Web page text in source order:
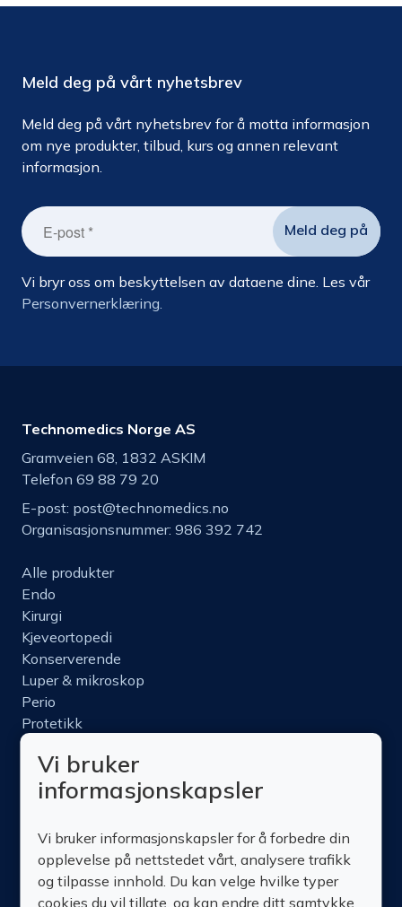
Meld deg på vårt nyhetsbrev
Meld deg på vårt nyhetsbrev for å motta informasjon
om nye produkter, tilbud, kurs og annen relevant
informasjon.
Vi bryr oss om beskyttelsen av dataene dine. Les vår
Personvernerklæring.
Technomedics Norge AS
Gramveien 68, 1832 ASKIM
Telefon 69 88 79 20
E-post: post@technomedics.no
Organisasjonsnummer: 986 392 742
Alle produkter
Endo
Kirurgi
Kjeveortopedi
Konserverende
Luper & mikroskop
Perio
Protetikk
Nettbutikk
Produktinfo
Om oss
Kontakt oss
Vi bruker
informasjonskapsler
Vi bruker informasjonskapsler for å forbedre din
opplevelse på nettstedet vårt, analysere trafikk
og tilpasse innhold. Du kan velge hvilke typer
cookies du vil tillate, og kan endre ditt samtykke